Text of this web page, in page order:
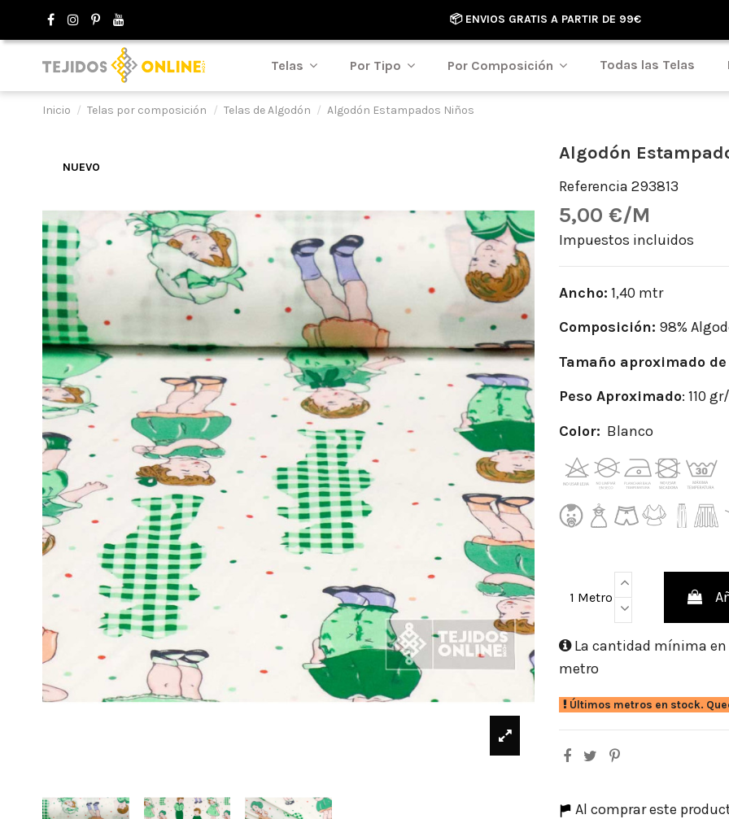
📦 ENVIOS GRATIS A PARTIR DE 99€
Telas Por Tipo Por Composición Todas las Telas
Inicio Telas por composición Telas de Algodón Algodón Estampados Niños
NUEVO
Algodón
Referencia 293813
5,00 €/M
Impuestos incluidos
Ancho: 1,40 mtr
Composición: 98%
Tamaño aproximado
Peso Aproximado: 110
Color: Blanco
1 Metro
La cantidad mínima en
metro
Últimos metros en stock.
Al comprar este